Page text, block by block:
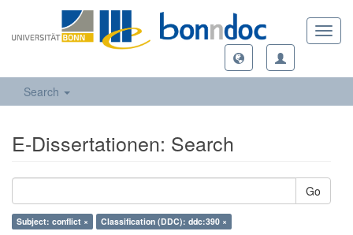
Search
E-Dissertationen: Search
Go
Subject: conflict × Classification (DDC): ddc:390 ×